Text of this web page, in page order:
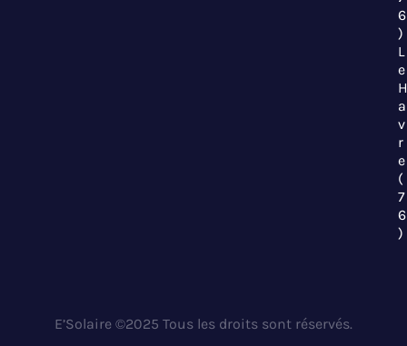
6
)
L
e
H
a
v
r
e
(
7
6
)
E’Solaire ©2025 Tous les droits sont réservés.